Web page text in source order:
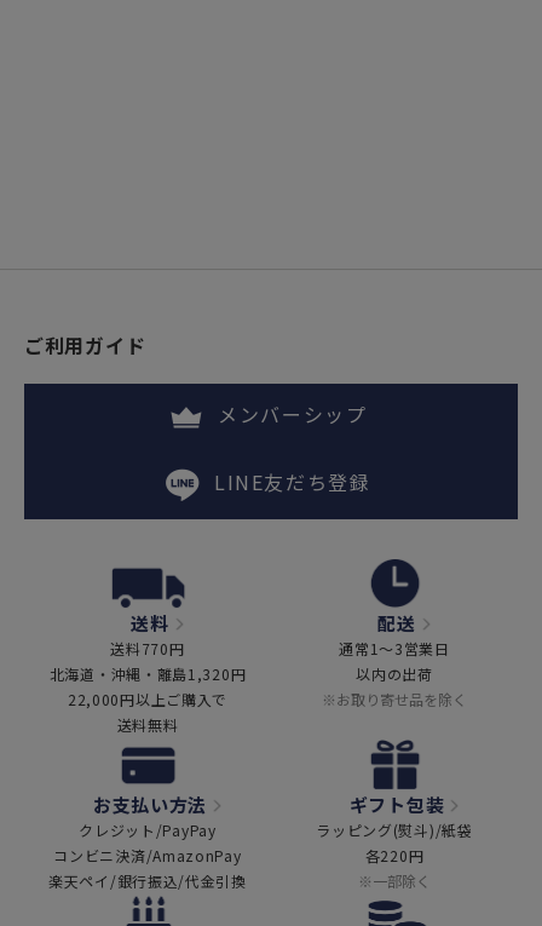
ご利用ガイド
メンバーシップ
LINE友だち登録
送料
送料770円
北海道・沖縄・離島1,320円
22,000円以上ご購入で
送料無料
配送
通常1～3営業日
以内の出荷
※お取り寄せ品を除く
お支払い方法
クレジット/PayPay
コンビニ決済/AmazonPay
楽天ペイ/銀行振込/代金引換
ギフト包装
ラッピング(熨斗)/紙袋
各220円
※一部除く